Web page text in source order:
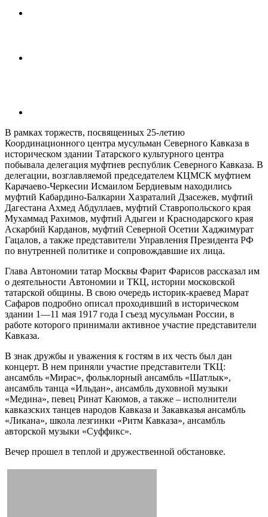
В рамках торжеств, посвященных 25-летию
Координационного центра мусульман Северного Кавказа в
историческом здании Татарского культурного центра
побывала делегация муфтиев республик Северного Кавказа. В
делегации, возглавляемой председателем КЦМСК муфтием
Карачаево-Черкесии Исмаилом Бердиевым находились
муфтий Кабардино-Балкарии Хазраталий Дзасежев, муфтий
Дагестана Ахмед Абдуллаев, муфтий Ставропольского края
Мухаммад Рахимов, муфтий Адыгеи и Краснодарского края
Аскарбий Карданов, муфтий Северной Осетии Хаджимурат
Гацалов, а также представители Управления Президента РФ
по внутренней политике и сопровождавшие их лица.
Глава Автономии татар Москвы Фарит Фарисов рассказал им
о деятельности Автономии и ТКЦ, истории московской
татарской общины. В свою очередь историк-краевед Марат
Сафаров подробно описал проходивший в историческом
здании 1—11 мая 1917 года I съезд мусульман России, в
работе которого принимали активное участие представители
Кавказа.
В знак дружбы и уважения к гостям в их честь был дан
концерт. В нем приняли участие представители ТКЦ:
ансамбль «Мирас», фольклорный ансамбль «Шатлык»,
ансамбль танца «Ильдан», ансамбль духовной музыки
«Медина», певец Ринат Каюмов, а также – исполнители
кавказских танцев народов Кавказа и Закавказья ансамбль
«Ликана», школа лезгинки «Ритм Кавказа», ансамбль
авторской музыки «Суффикс».
Вечер прошел в теплой и дружественной обстановке.